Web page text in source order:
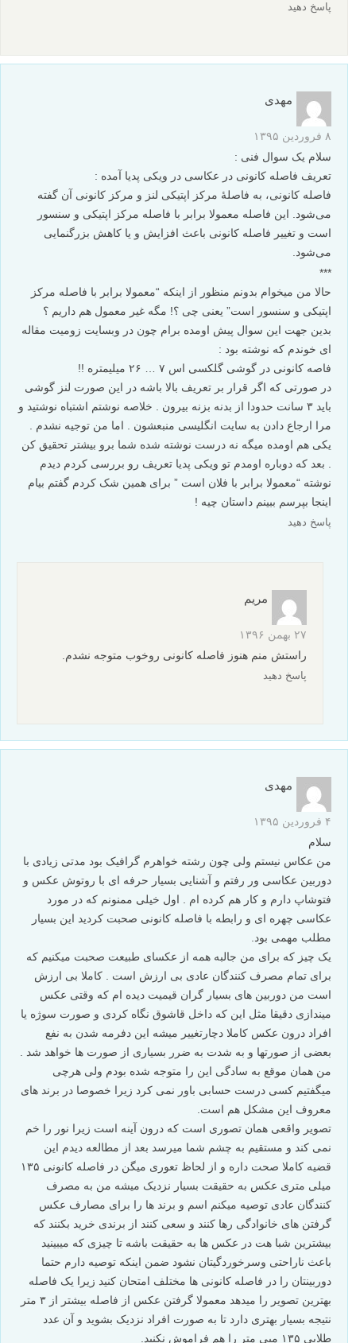
پاسخ دهید
مهدی
۸ فروردین ۱۳۹۵
سلام یک سوال فنی :
تعریف فاصله کانونی در عکاسی در ویکی پدیا آمده :
فاصله کانونی، به فاصلهٔ مرکز اپتیکی لنز و مرکز کانونی آن گفته
می‌شود. این فاصله معمولا برابر با فاصله مرکز اپتیکی و سنسور
است و تغییر فاصله کانونی باعث افزایش و یا کاهش بزرگنمایی
می‌شود.
***
حالا من میخوام بدونم منظور از اینکه “معمولا برابر با فاصله مرکز
اپتیکی و سنسور است” یعنی چی ؟! مگه غیر معمول هم داریم ؟
بدین جهت این سوال پیش اومده برام چون در وبسایت زومیت مقاله
ای خوندم که نوشته بود :
فاصه کانونی در گوشی گلکسی اس ۷ … ۲۶ میلیمتره !!
در صورتی که اگر قرار بر تعریف بالا باشه در این صورت لنز گوشی
باید ۳ سانت حدودا از بدنه بزنه بیرون . خلاصه نوشتم اشتباه نوشتید و
مرا ارجاع دادن به سایت انگلیسی منبعشون . اما من توجیه نشدم .
یکی هم اومده میگه نه درست نوشته شده شما برو بیشتر تحقیق کن
. بعد که دوباره اومدم تو ویکی پدیا تعریف رو بررسی کردم دیدم
نوشته “معمولا برابر با فلان است ” برای همین شک کردم گفتم بیام
اینجا بپرسم ببینم داستان چیه !
پاسخ دهید
مریم
۲۷ بهمن ۱۳۹۶
راستش منم هنوز فاصله کانونی روخوب متوجه نشدم.
پاسخ دهید
مهدی
۴ فروردین ۱۳۹۵
سلام
من عکاس نیستم ولی چون رشته خواهرم گرافیک بود مدتی زیادی با
دوربین عکاسی ور رفتم و آشنایی بسیار حرفه ای با روتوش عکس و
فتوشاپ دارم و کار هم کرده ام . اول خیلی ممنونم که در مورد
عکاسی چهره ای و رابطه با فاصله کانونی صحبت کردید این بسیار
مطلب مهمی بود.
یک چیز که برای من جالبه همه از عکسای طبیعت صحبت میکنیم که
برای تمام مصرف کنندگان عادی بی ارزش است . کاملا بی ارزش
است من دوربین های بسیار گران قیمیت دیده ام که وقتی عکس
میندازی دقیقا مثل این که داخل قاشوق نگاه کردی و صورت سوژه یا
افراد درون عکس کاملا دچارتغییر میشه این دفرمه شدن به نفع
بعضی از صورتها و به شدت به ضرر بسیاری از صورت ها خواهد شد .
من همان موقع به سادگی این را متوجه شده بودم ولی هرچی
میگفتیم کسی درست حسابی باور نمی کرد زیرا خصوصا در برند های
معروف این مشکل هم است.
تصویر واقعی همان تصوری است که درون آینه است زیرا نور را خم
نمی کند و مستقیم به چشم شما میرسد بعد از مطالعه دیدم این
قضیه کاملا صحت داره و از لحاظ تعوری میگن در فاصله کانونی ۱۳۵
میلی متری عکس به حقیقت بسیار نزدیک میشه من به مصرف
کنندگان عادی توصیه میکنم اسم و برند ها را برای مصارف عکس
گرفتن های خانوادگی رها کنند و سعی کنند از برندی خرید بکنند که
بیشترین شبا هت در عکس ها به حقیقت باشه تا چیزی که میبینید
باعث ناراحتی وسرخوردگیتان نشود ضمن اینکه توصیه دارم حتما
دوربینتان را در فاصله کانونی ها مختلف امتحان کنید زیرا یک فاصله
بهترین تصویر را میدهد معمولا گرفتن عکس از فاصله بیشتر از ۳ متر
نتیجه بسیار بهتری دارد تا به صورت افراد نزدیک بشوید و آن عدد
طلایی ۱۳۵ میی متر را هم فراموش نکنید.